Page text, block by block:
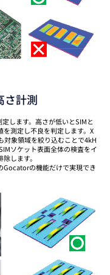
さ計測
します。高さが低いとSIMと
測定し不良を判定します。X
象領域を絞り込むことで4kH
ソケット表面全体の検査をイ
します。
Gocatorの機能だけで実現でき